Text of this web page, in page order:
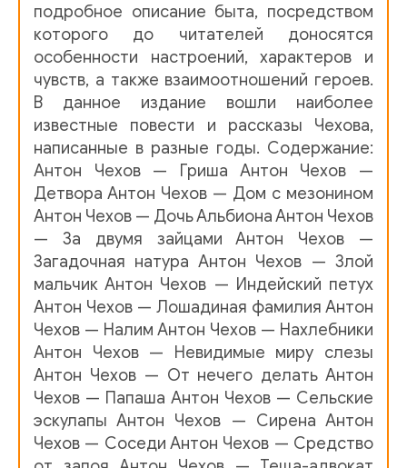
Антон Чехов - Злои? мальчикАП Чехов_Злои?
Антон Чехов - Индеи?скии? петух Индеи?скии? петух
Антон Чехов - Лошадиная фамилияАП Чехов
Антон Чехов - Налим Чехов Налим мр-3
Антон Чехов - Нахлебники АП Чехов рассказ
Антон Чехов - Невидимые миру слезы Чехов
Антон Чехов - От нечего делать АП Чехов От нечего
Антон Чехов - Сельские эскулапы
Антон Чехов - Сирена_СИРЕНА_
подробное описание быта, посредством
которого до читателей доносятся
особенности настроений, характеров и
чувств, а также взаимоотношений героев.
В данное издание вошли наиболее
известные повести и рассказы Чехова,
написанные в разные годы. Содержание:
Антон Чехов — Гриша Антон Чехов —
Детвора Антон Чехов — Дом с мезонином
Антон Чехов — Дочь Альбиона Антон Чехов
— За двумя зайцами Антон Чехов —
Загадочная натура Антон Чехов — Злой
мальчик Антон Чехов — Индейский петух
Антон Чехов — Лошадиная фамилия Антон
Чехов — Налим Антон Чехов — Нахлебники
Антон Чехов — Невидимые миру слезы
Антон Чехов — От нечего делать Антон
Чехов — Папаша Антон Чехов — Сельские
эскулапы Антон Чехов — Сирена Антон
Чехов — Соседи Антон Чехов — Средство